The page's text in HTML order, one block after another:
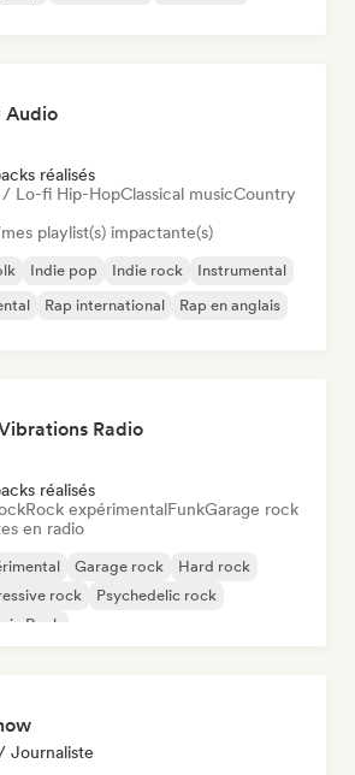
Audio
réalisés
/ Lo-fi Hip-HopClassical musicCountry
playlist(s) impactante(s)
Indie pop Indie rock
Instrumental
Rap international Rap en anglais
Radio
réalisés
Rock expérimentalFunkGarage rock
en radio
Garage rock
Hard rock
rock
Psychedelic rock
Rock
Journaliste